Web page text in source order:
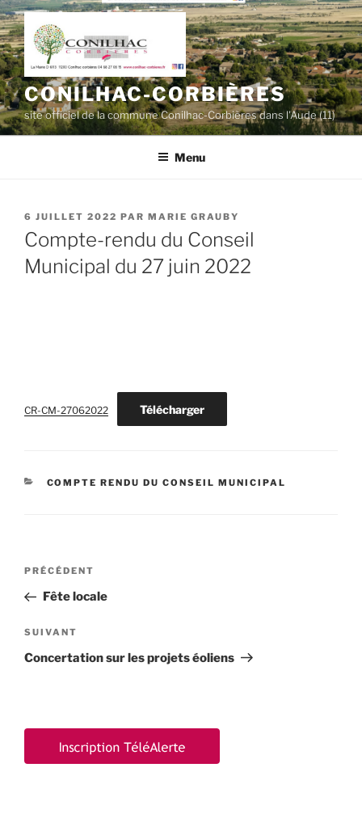
Aller
au
contenu
principal
CONILHAC-CORBIÈRES
site officiel de la commune Conilhac-Corbières dans l'Aude (11)
Menu
PUBLIÉ
LE
6 JUILLET 2022 PAR MARIE GRAUBY
Compte-rendu du Conseil
Municipal du 27 juin 2022
CR-CM-27062022 Télécharger
CATÉGORIES
COMPTE RENDU DU CONSEIL MUNICIPAL
Navigation
l’article
Article
précédent
PRÉCÉDENT
Fête locale
Article
suivant
SUIVANT
Concertation sur les projets éoliens